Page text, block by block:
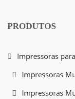
PRODUTOS
Impressoras
Impressoras
Impressoras